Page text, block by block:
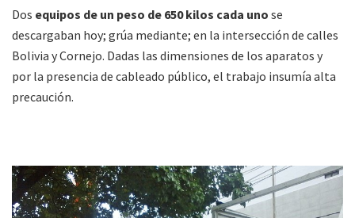
Dos equipos de un peso de 650 kilos cada uno se
descargaban hoy; grúa mediante; en la intersección de calles
Bolivia y Cornejo. Dadas las dimensiones de los aparatos y
por la presencia de cableado público, el trabajo insumía alta
precaución.